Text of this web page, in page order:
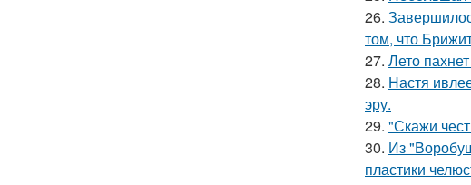
26.
том, что
27. Лето
28. Настя
эру.
29. "Скажи
30. Из
пластики